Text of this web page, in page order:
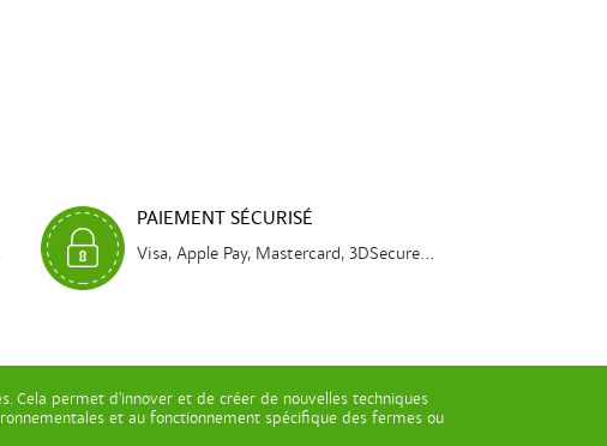
PAIEMENT SÉCURISÉ
Visa, Apple Pay, Mastercard, 3DSecure...
Cela permet d’innover et de créer de nouvelles techniques
et au fonctionnement spécifique des fermes ou